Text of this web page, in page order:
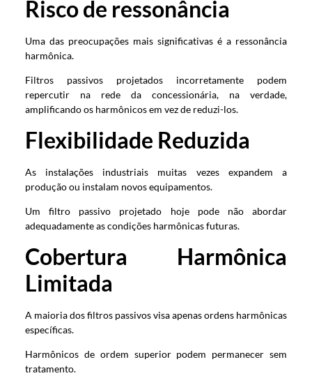
Risco de ressonância
Uma das preocupações mais significativas é a ressonância
harmônica.
Filtros passivos projetados incorretamente podem
repercutir na rede da concessionária, na verdade,
amplificando os harmônicos em vez de reduzi-los.
Flexibilidade Reduzida
As instalações industriais muitas vezes expandem a
produção ou instalam novos equipamentos.
Um filtro passivo projetado hoje pode não abordar
adequadamente as condições harmônicas futuras.
Cobertura Harmônica
Limitada
A maioria dos filtros passivos visa apenas ordens harmônicas
específicas.
Harmônicos de ordem superior podem permanecer sem
tratamento.